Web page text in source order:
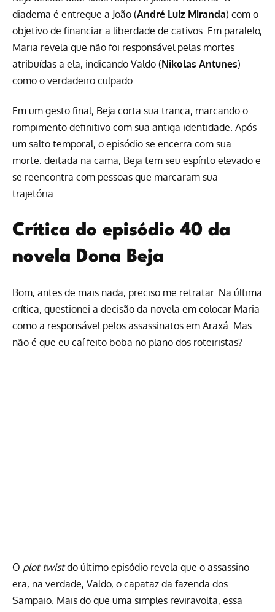
diadema é entregue a João (André Luiz Miranda) com o
objetivo de financiar a liberdade de cativos. Em paralelo,
Maria revela que não foi responsável pelas mortes
atribuídas a ela, indicando Valdo (Nikolas Antunes)
como o verdadeiro culpado.
Em um gesto final, Beja corta sua trança, marcando o
rompimento definitivo com sua antiga identidade. Após
um salto temporal, o episódio se encerra com sua
morte: deitada na cama, Beja tem seu espírito elevado e
se reencontra com pessoas que marcaram sua
trajetória.
Crítica do episódio 40 da
novela Dona Beja
Bom, antes de mais nada, preciso me retratar. Na última
crítica, questionei a decisão da novela em colocar Maria
como a responsável pelos assassinatos em Araxá. Mas
não é que eu caí feito boba no plano dos roteiristas?
O plot twistdo último episódio revela que o assassino
era, na verdade, Valdo, o capataz da fazenda dos
Sampaio. Mais do que uma simples reviravolta, essa